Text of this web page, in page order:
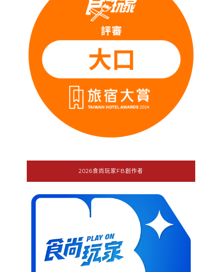
2026食尚玩家FB創作者